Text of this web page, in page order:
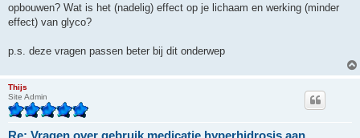
opbouwen? Wat is het (nadelig) effect op je lichaam en werking (minder
effect) van glyco?
p.s. deze vragen passen beter bij dit onderwep
Thijs
Site Admin
Re: Vragen over gebruik medicatie hyperhidrosis aan